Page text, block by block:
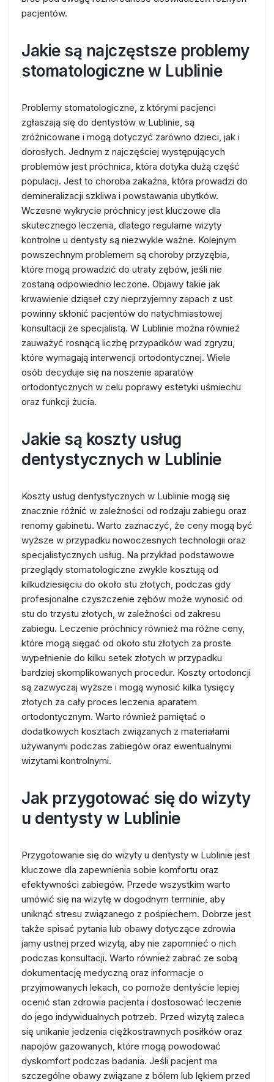
pacjentów.
Jakie są najczęstsze problemy
stomatologiczne w Lublinie
Problemy stomatologiczne, z którymi pacjenci
zgłaszają się do dentystów w Lublinie, są
zróżnicowane i mogą dotyczyć zarówno dzieci, jak i
dorosłych. Jednym z najczęściej występujących
problemów jest próchnica, która dotyka dużą część
populacji. Jest to choroba zakaźna, która prowadzi do
demineralizacji szkliwa i powstawania ubytków.
Wczesne wykrycie próchnicy jest kluczowe dla
skutecznego leczenia, dlatego regularne wizyty
kontrolne u dentysty są niezwykle ważne. Kolejnym
powszechnym problemem są choroby przyzębia,
które mogą prowadzić do utraty zębów, jeśli nie
zostaną odpowiednio leczone. Objawy takie jak
krwawienie dziąseł czy nieprzyjemny zapach z ust
powinny skłonić pacjentów do natychmiastowej
konsultacji ze specjalistą. W Lublinie można również
zauważyć rosnącą liczbę przypadków wad zgryzu,
które wymagają interwencji ortodontycznej. Wiele
osób decyduje się na noszenie aparatów
ortodontycznych w celu poprawy estetyki uśmiechu
oraz funkcji żucia.
Jakie są koszty usług
dentystycznych w Lublinie
Koszty usług dentystycznych w Lublinie mogą się
znacznie różnić w zależności od rodzaju zabiegu oraz
renomy gabinetu. Warto zaznaczyć, że ceny mogą być
wyższe w przypadku nowoczesnych technologii oraz
specjalistycznych usług. Na przykład podstawowe
przeglądy stomatologiczne zwykle kosztują od
kilkudziesięciu do około stu złotych, podczas gdy
profesjonalne czyszczenie zębów może wynosić od
stu do trzystu złotych, w zależności od zakresu
zabiegu. Leczenie próchnicy również ma różne ceny,
które mogą sięgać od około stu złotych za proste
wypełnienie do kilku setek złotych w przypadku
bardziej skomplikowanych procedur. Koszty ortodoncji
są zazwyczaj wyższe i mogą wynosić kilka tysięcy
złotych za cały proces leczenia aparatem
ortodontycznym. Warto również pamiętać o
dodatkowych kosztach związanych z materiałami
używanymi podczas zabiegów oraz ewentualnymi
wizytami kontrolnymi.
Jak przygotować się do wizyty
u dentysty w Lublinie
Przygotowanie się do wizyty u dentysty w Lublinie jest
kluczowe dla zapewnienia sobie komfortu oraz
efektywności zabiegów. Przede wszystkim warto
umówić się na wizytę w dogodnym terminie, aby
uniknąć stresu związanego z pośpiechem. Dobrze jest
także spisać pytania lub obawy dotyczące zdrowia
jamy ustnej przed wizytą, aby nie zapomnieć o nich
podczas konsultacji. Warto również zabrać ze sobą
dokumentację medyczną oraz informacje o
przyjmowanych lekach, co pomoże dentyście lepiej
ocenić stan zdrowia pacjenta i dostosować leczenie
do jego indywidualnych potrzeb. Przed wizytą zaleca
się unikanie jedzenia ciężkostrawnych posiłków oraz
napojów gazowanych, które mogą powodować
dyskomfort podczas badania. Jeśli pacjent ma
szczególne obawy związane z bólem lub lękiem przed